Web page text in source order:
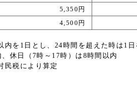
5,350円
4,500円
を1日とし、24時間を超えた時は1日
休日（7時～17時）は8時間以内
民税により算定